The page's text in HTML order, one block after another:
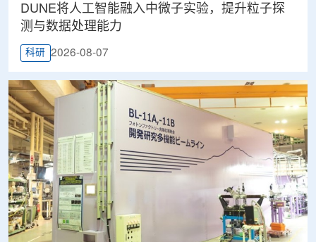
DUNE将人工智能融入中微子实验，提升粒子探
测与数据处理能力
科研 2026-08-07